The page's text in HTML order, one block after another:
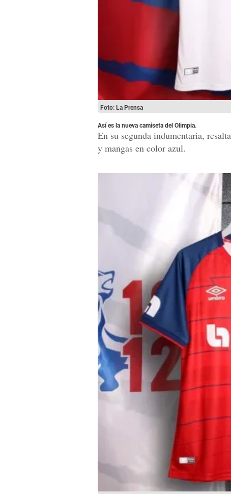
Foto: La Prensa
Así es la nueva camiseta del Olimpia.
En su segunda indumentaria,
y mangas en color azul.